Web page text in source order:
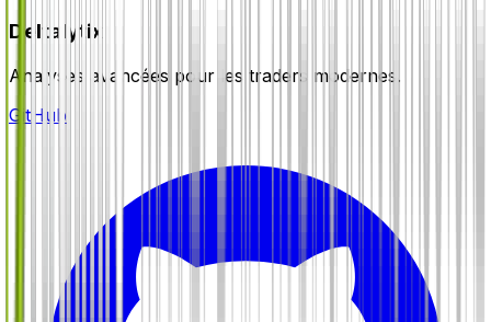
Deltalytix
Analyses avancées pour les traders modernes.
GitHub